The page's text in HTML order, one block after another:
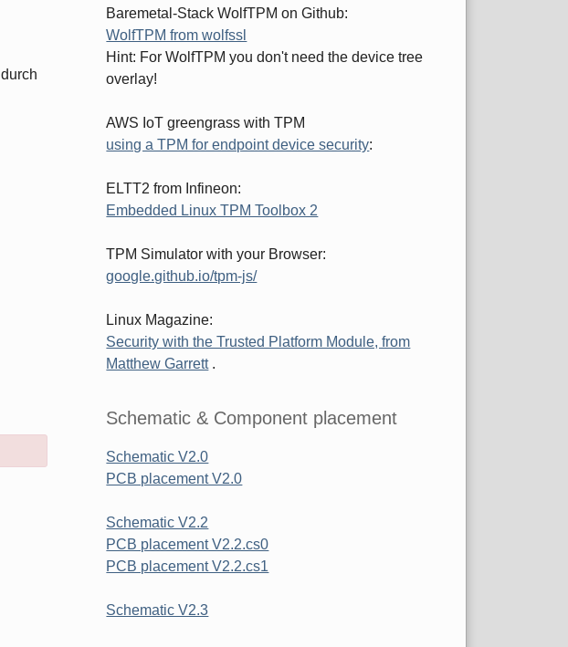
Baremetal-Stack WolfTPM on Github:
WolfTPM from wolfssl
Hint: For WolfTPM you don't need the device tree
overlay!
AWS IoT greengrass with TPM
using a TPM for endpoint device security:
ELTT2 from Infineon:
Embedded Linux TPM Toolbox 2
TPM Simulator with your Browser:
google.github.io/tpm-js/
Linux Magazine:
Security with the Trusted Platform Module, from
Matthew Garrett.
Schematic & Component placement
Schematic V2.0
PCB placement V2.0
Schematic V2.2
PCB placement V2.2.cs0
PCB placement V2.2.cs1
Schematic V2.3